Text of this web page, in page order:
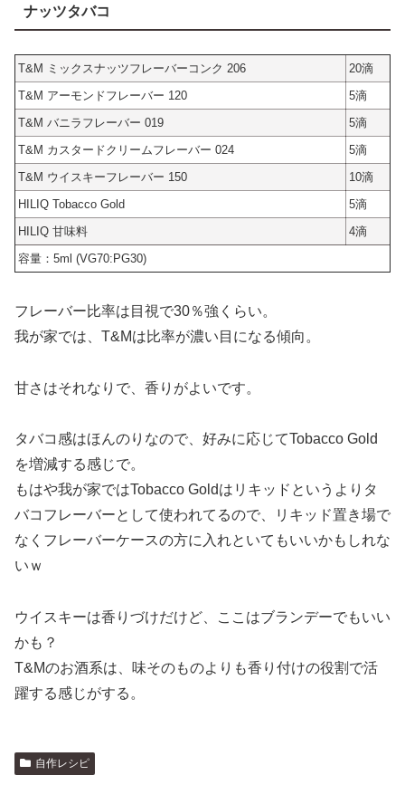
ナッツタバコ
T&M ミックスナッツフレーバーコンク 206
20滴
T&M アーモンドフレーバー 120
5滴
T&M バニラフレーバー 019
5滴
T&M カスタードクリームフレーバー 024
5滴
T&M ウイスキーフレーバー 150
10滴
HILIQ Tobacco Gold
5滴
HILIQ 甘味料
4滴
容量：5ml (VG70:PG30)
フレーバー比率は目視で30％強くらい。
我が家では、T&Mは比率が濃い目になる傾向。
甘さはそれなりで、香りがよいです。
タバコ感はほんのりなので、好みに応じてTobacco Gold
を増減する感じで。
もはや我が家ではTobacco Goldはリキッドというよりタ
バコフレーバーとして使われてるので、リキッド置き場で
なくフレーバーケースの方に入れといてもいいかもしれな
いｗ
ウイスキーは香りづけだけど、ここはブランデーでもいい
かも？
T&Mのお酒系は、味そのものよりも香り付けの役割で活
躍する感じがする。
自作レシピ